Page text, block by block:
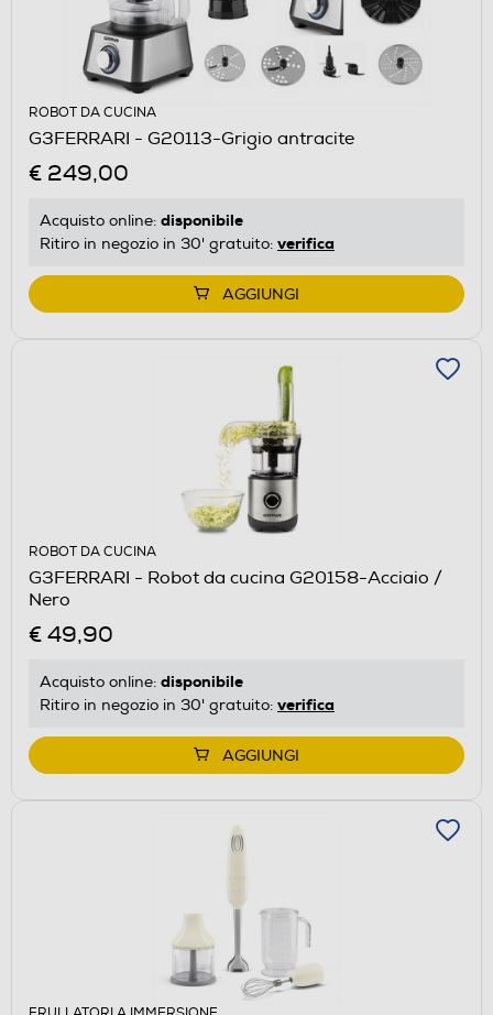
ROBOT DA CUCINA
G3FERRARI - G20113-Grigio antracite
€ 249,00
Acquisto online: disponibile
Ritiro in negozio in 30' gratuito: verifica
AGGIUNGI
ROBOT DA CUCINA
G3FERRARI - Robot da cucina G20158-Acciaio /
Nero
€ 49,90
Acquisto online: disponibile
Ritiro in negozio in 30' gratuito: verifica
AGGIUNGI